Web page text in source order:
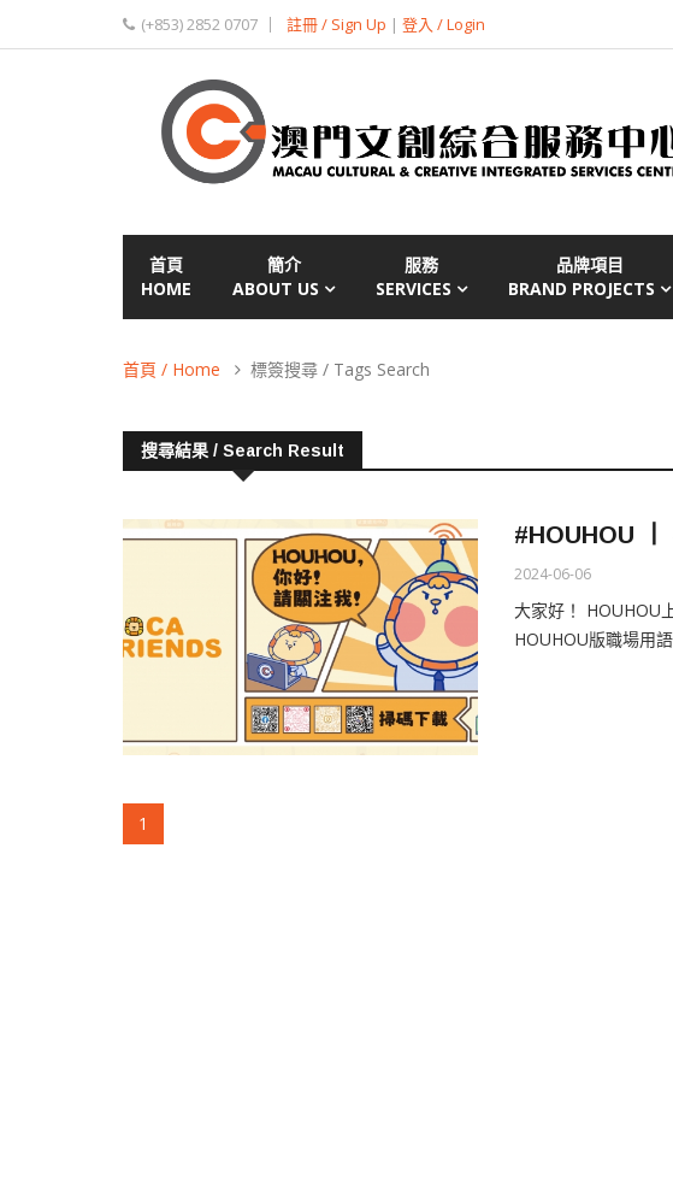
(+853) 2852 0707 註冊 / Sign Up | 登入 / Login
首頁
HOME
簡介
ABOUT US
服務
SERVICES
品牌項目
BRAND PROJECTS
首頁 / Home 標簽搜尋 / Tags Search
搜尋結果 / Search Result
#HOUHOU 丨
2024-06-06
大家好！ HOUHOU
HOUHOU版職場用
1